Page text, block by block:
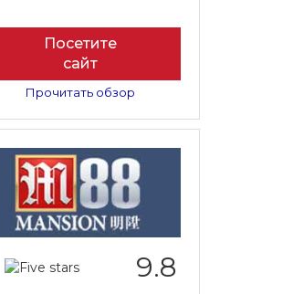
Посетите
сайт
Прочитать обзор
9.8